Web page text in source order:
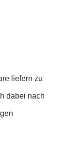
liefern zu
dabei nach